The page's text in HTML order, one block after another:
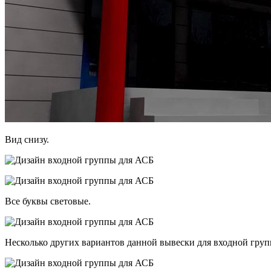
Вид снизу.
Все буквы световые.
Несколько других вариантов данной вывески для входной